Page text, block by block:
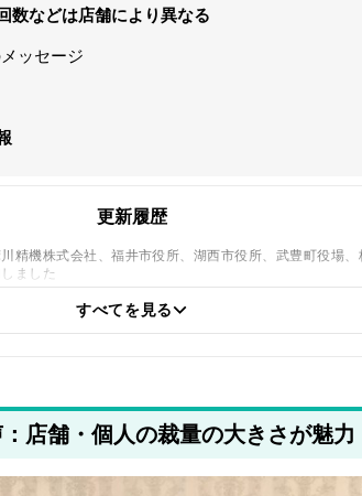
数などは店舗により異なる
ッセージ
更新履歴
精機株式会社、福井市役所、湖西市役所、武豊町役場
ました
すべてを見る
店舗・個人の裁量の大きさが魅力